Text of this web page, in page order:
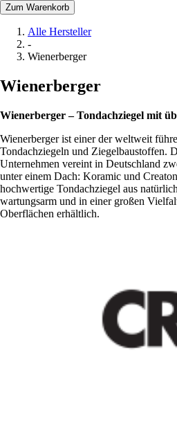
Zum Warenkorb
Alle Hersteller
-
Wienerberger
Wienerberger
Wienerberger – Tondachziegel mit
Wienerberger ist einer der weltweit
Tondachziegeln und Ziegelbaustoffen.
Unternehmen vereint in Deutschland
unter einem Dach: Koramic und
hochwertige Tondachziegel aus
wartungsarm und in einer großen
Oberflächen erhältlich.